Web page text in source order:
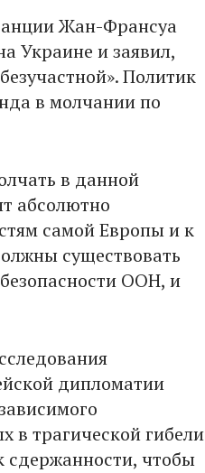
Жан-Франсуа
Украине и заявил,
Политик
в молчании по
в данной
абсолютно
самой Европы и к
существовать
ООН, и
дипломатии
в трагической гибели
сдержанности, чтобы